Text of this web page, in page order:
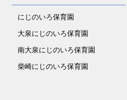
にじのいろ保育園
大泉にじのいろ保育園
南大泉にじのいろ保育園
柴崎にじのいろ保育園